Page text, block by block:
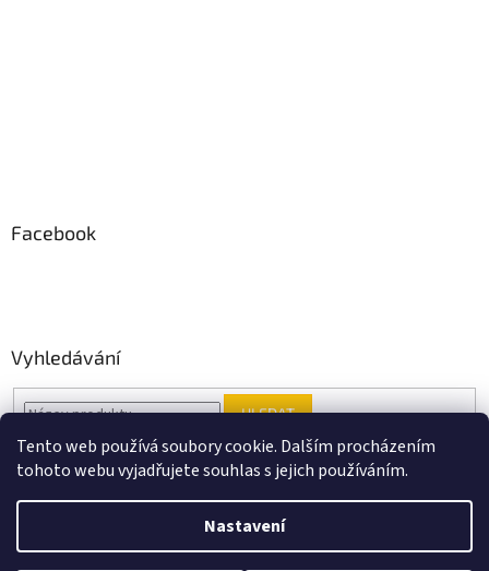
Tento web používá soubory cookie. Dalším procházením
tohoto webu vyjadřujete souhlas s jejich používáním.
Nastavení
Facebook
Vyhledávání
HLEDAT